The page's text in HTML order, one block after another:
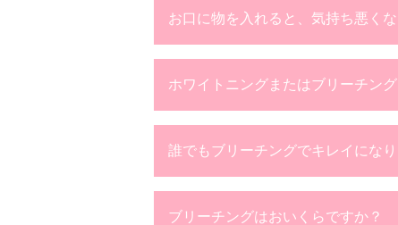
お口に物を入れると、気持ち悪く
ホワイトニングまたはブリーチン
誰でもブリーチングでキレイになり
ブリーチングはおいくらですか？